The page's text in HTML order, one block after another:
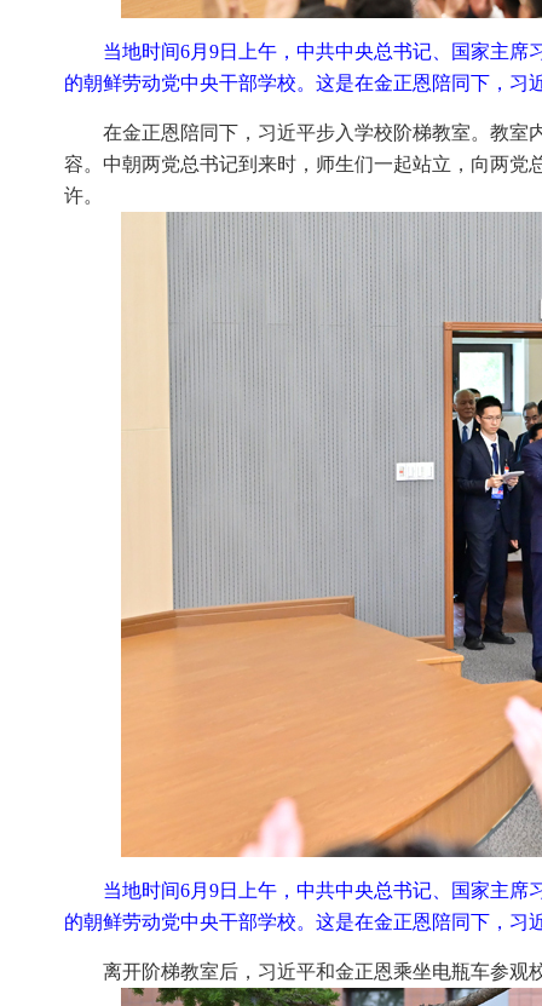
当地时间6月9日上午，中共中央总书记、国家主
的朝鲜劳动党中央干部学校。这是在金正恩陪同下，习
在金正恩陪同下，习近平步入学校阶梯教室。教
容。中朝两党总书记到来时，师生们一起站立，向两
许。
当地时间6月9日上午，中共中央总书记、国家主
的朝鲜劳动党中央干部学校。这是在金正恩陪同下，习
离开阶梯教室后，习近平和金正恩乘坐电瓶车参